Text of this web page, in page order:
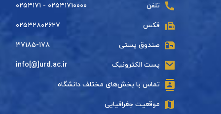
تلفن ۰۲۵۳۱۷۱۰۰۰۰ - ۰۲۵۳۱۷۱
فکس ۰۲۵۳۲۸۰۲۶۲۷
صندوق پستی ۳۷۱۸۵-۱۷۸
پست الکترونیک info[@]urd.ac.ir
تماس با بخش‌های مختلف دانشگاه
موقعیت جغرافیایی